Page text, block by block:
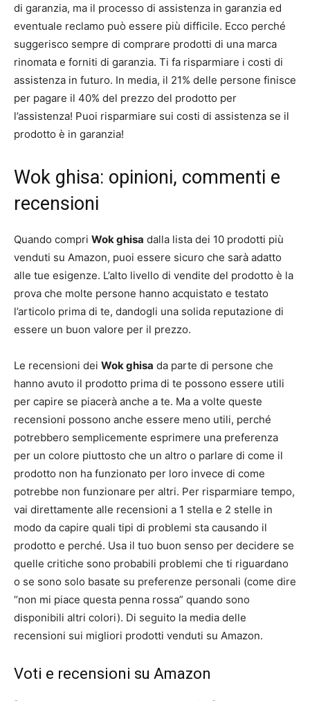
di garanzia, ma il processo di assistenza in garanzia ed
eventuale reclamo può essere più difficile. Ecco perché
suggerisco sempre di comprare prodotti di una marca
rinomata e forniti di garanzia. Ti fa risparmiare i costi di
assistenza in futuro. In media, il 21% delle persone finisce
per pagare il 40% del prezzo del prodotto per
l’assistenza! Puoi risparmiare sui costi di assistenza se il
prodotto è in garanzia!
Wok ghisa: opinioni, commenti e
recensioni
Quando compri Wok ghisa dalla lista dei 10 prodotti più
venduti su Amazon, puoi essere sicuro che sarà adatto
alle tue esigenze. L’alto livello di vendite del prodotto è la
prova che molte persone hanno acquistato e testato
l’articolo prima di te, dandogli una solida reputazione di
essere un buon valore per il prezzo.
Le recensioni dei Wok ghisa da parte di persone che
hanno avuto il prodotto prima di te possono essere utili
per capire se piacerà anche a te. Ma a volte queste
recensioni possono anche essere meno utili, perché
potrebbero semplicemente esprimere una preferenza
per un colore piuttosto che un altro o parlare di come il
prodotto non ha funzionato per loro invece di come
potrebbe non funzionare per altri. Per risparmiare tempo,
vai direttamente alle recensioni a 1 stella e 2 stelle in
modo da capire quali tipi di problemi sta causando il
prodotto e perché. Usa il tuo buon senso per decidere se
quelle critiche sono probabili problemi che ti riguardano
o se sono solo basate su preferenze personali (come dire
“non mi piace questa penna rossa” quando sono
disponibili altri colori). Di seguito la media delle
recensioni sui migliori prodotti venduti su Amazon.
Voti e recensioni su Amazon